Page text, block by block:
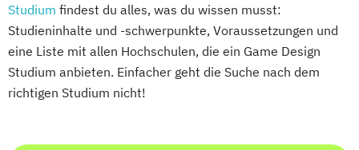
Studium findest du alles, was du wissen musst:
Studieninhalte und -schwerpunkte, Voraussetzungen und
eine Liste mit allen Hochschulen, die ein Game Design
Studium anbieten. Einfacher geht die Suche nach dem
richtigen Studium nicht!